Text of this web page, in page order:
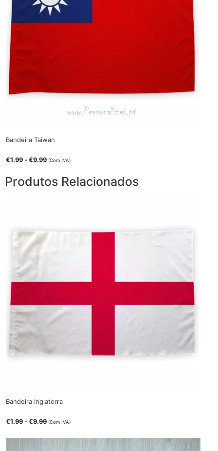
Bandeira Taiwan
€1.99 -€9.99 (Com IVA)
Produtos Relacionados
Bandeira Inglaterra
€1.99 -€9.99 (Com IVA)